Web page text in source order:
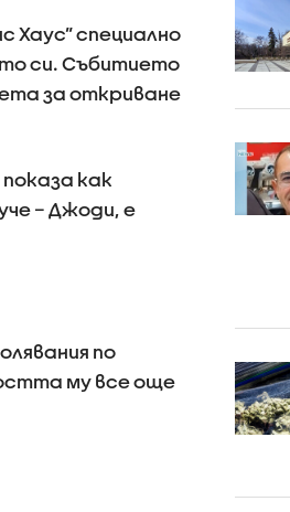
Хаус” специално
си. Събитието
за откриване
как
– Джоди, е
по
му все още